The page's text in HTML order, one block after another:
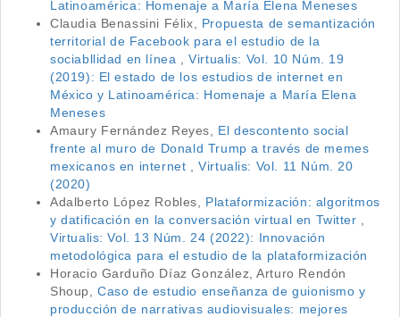
Latinoamérica: Homenaje a María Elena Meneses
Claudia Benassini Félix, Propuesta de semantización
territorial de Facebook para el estudio de la
sociabllidad en línea
,Virtualis: Vol. 10 Núm. 19
(2019): El estado de los estudios de internet en
México y Latinoamérica: Homenaje a María Elena
Meneses
Amaury Fernández Reyes, El descontento social
frente al muro de Donald Trump a través de memes
mexicanos en internet
,Virtualis: Vol. 11 Núm. 20
(2020)
Adalberto López Robles, Plataformización: algoritmos
y datificación en la conversación virtual en Twitter
Virtualis: Vol. 13 Núm. 24 (2022): Innovación
metodológica para el estudio de la plataformización
Horacio Garduño Díaz González, Arturo Rendón
Shoup,Caso de estudio enseñanza de guionismo y
producción de narrativas audiovisuales: mejores